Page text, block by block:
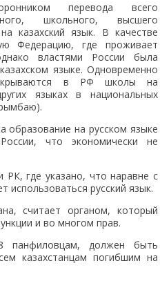
перевода всего
школьного, высшего
казахский язык. В качестве
Федерацию, где проживает
властями России была
языке. Одновременно
в РФ школы на
языках в национальных
образование на русском языке
что экономически не
РК, где указано, что наравне с
русский язык.
считает органом, который
и во многом прав.
панфиловцам, должен быть
казахстанцам погибшим на